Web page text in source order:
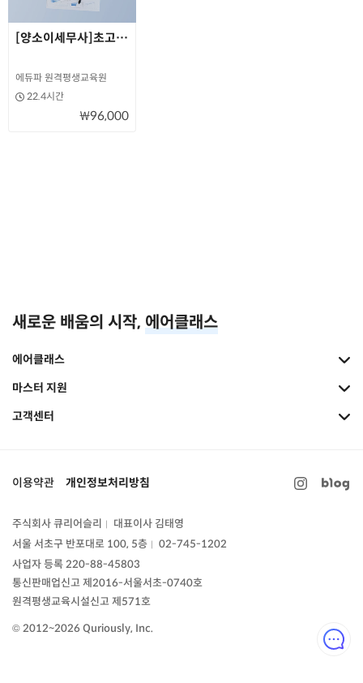
[양소이세무사]초고속 패스 전산회계 1급(필기+실기)
에듀파 원격평생교육원
22.4시간
₩96,000
새로운 배움의 시작, 에어클래스
에어클래스
마스터 지원
고객센터
이용약관 개인정보처리방침
주식회사 큐리어슬리
대표이사 김태영
서울 서초구 반포대로 100, 5층
02-745-1202
사업자 등록 220-88-45803
통신판매업신고제2016-서울서초-0740호
원격평생교육시설신고 제571호
© 2012~2026 Quriously, Inc.